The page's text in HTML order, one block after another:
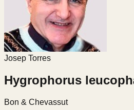
Josep Torres
Hygrophorus
Bon & Chevassut